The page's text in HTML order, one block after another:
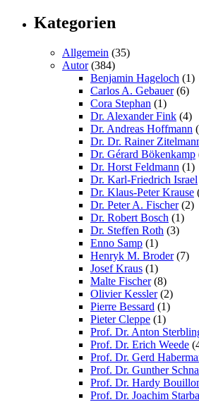
Kategorien
Allgemein (35)
Autor(384)
Benjamin Hageloch (1)
Carlos A. Gebauer(6)
Cora Stephan (1)
Dr. Alexander Fink (4)
Dr. Andreas Hoffmann
Dr. Dr. Rainer
Dr. Gérard Bökenkamp
Dr. Horst Feldmann (1)
Dr. Karl-Friedrich Israel
Dr. Klaus-Peter Krause
Dr. Peter A. Fischer(2)
Dr. Robert Bosch (1)
Dr. Steffen Roth (3)
Enno Samp (1)
Henryk M. Broder(7)
Josef Kraus (1)
Malte Fischer(8)
Olivier Kessler(2)
Pierre Bessard (1)
Pieter Cleppe (1)
Prof. Dr. Anton
Prof. Dr. Erich Weede
Prof. Dr. Gerd
Prof. Dr. Gunther
Prof. Dr. Hardy
Prof. Dr. Joachim